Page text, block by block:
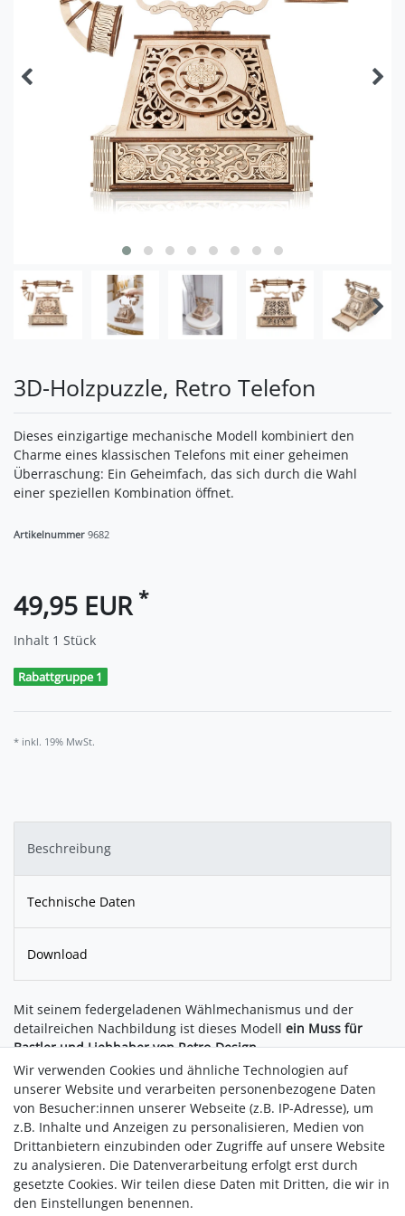
3D-Holzpuzzle, Retro Telefon
Dieses einzigartige mechanische Modell kombiniert den
Charme eines klassischen Telefons mit einer geheimen
Überraschung: Ein Geheimfach, das sich durch die Wahl
einer speziellen Kombination öffnet.
Artikelnummer 9682
49,95 EUR *
Inhalt 1 Stück
Rabattgruppe 1
* inkl. 19% MwSt.
Beschreibung
Technische Daten
Download
Mit seinem federgeladenen Wählmechanismus und der
detailreichen Nachbildung ist dieses Modell ein Muss für
Bastler und Liebhaber von Retro-Design.
Highlights:
Mechanisches Retro-Telefon - mitfunktionsfähigem
Wählmechanismus
Geheime Box - Verstecktes Fach, das durch eine
geheime Kombination geöffnet wird
Hochwertige Materialien -Kein Klebstoff nötig
Einfacher Aufbau -Perfekt für DIY-Fans
Wir verwenden Cookies und ähnliche Technologien auf
unserer Website und verarbeiten personenbezogene Daten
von Besucher:innen unserer Webseite (z.B. IP-Adresse), um
z.B. Inhalte und Anzeigen zu personalisieren, Medien von
Drittanbietern einzubinden oder Zugriffe auf unsere Website
zu analysieren. Die Datenverarbeitung erfolgt erst durch
gesetzte Cookies. Wir teilen diese Daten mit Dritten, die wir in
den Einstellungen benennen.